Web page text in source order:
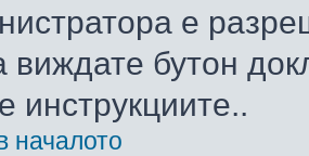
е
виждате бутон
инструкциите..
началото